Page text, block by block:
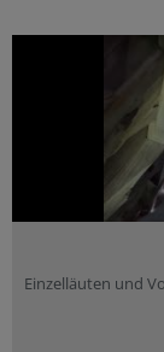
Einzelläuten und